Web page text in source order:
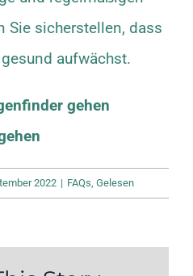
Sie sicherstellen, dass
aufwächst.
gehen
2022 | FAQs, Gelesen